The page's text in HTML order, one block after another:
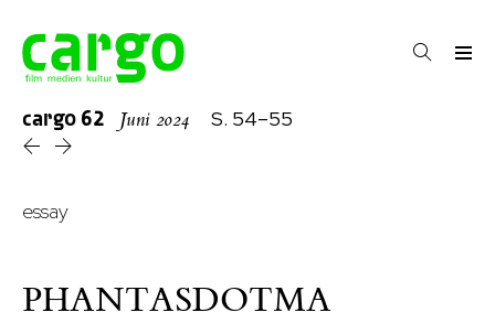
cargo 62 Juni 2024 S. 54–55
essay
PHANTASDOTMA